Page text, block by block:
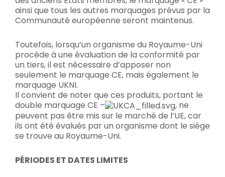
ainsi que tous les autres marquages prévus par la
Communauté européenne seront maintenus.
Toutefois, lorsqu’un organisme du Royaume-Uni
procède à une évaluation de la conformité par
un tiers, il est nécessaire d’apposer non
seulement le marquage CE, mais également le
marquage UKNI.
Il convient de noter que ces produits, portant le
double marquage CE –
, ne
peuvent pas être mis sur le marché de l’UE, car
ils ont été évalués par un organisme dont le siège
se trouve au Royaume-Uni.
PÉRIODES ET DATES LIMITES